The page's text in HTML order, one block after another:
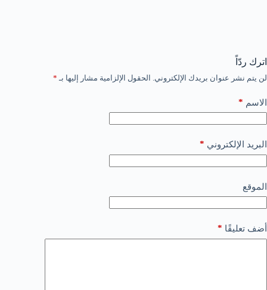
اترك ردّاً
لن يتم نشر عنوان بريدك الإلكتروني. الحقول الإلزامية مشار إليها بـ *
الاسم *
البريد الإلكتروني *
الموقع
أضف تعليقًا *